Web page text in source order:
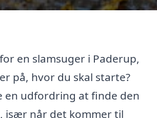
en slamsuger i Paderup,
på, hvor du skal starte?
en udfordring at finde den
især når det kommer til